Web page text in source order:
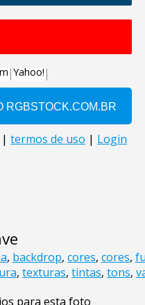
, backdrop, cores, cores,
, texturas, tintas, tons,
para esta foto